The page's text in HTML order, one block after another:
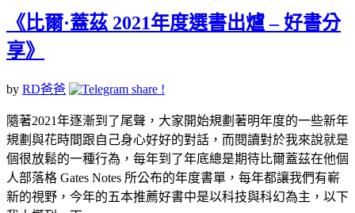
《比爾·蓋茲 2021年度選書出爐 – 好書分
享》
by RD爸爸
隨著2021年逐漸到了尾聲，大家開始規劃著明年度的一些新年
規劃與花時間跟自己身心好好的對話，而閱讀對於我來說就是
個很放鬆的一種行為，每年到了年底總是期待比爾蓋茲在他個
人部落格 Gates Notes 所公布的年度書單，每年都讓我們有嶄
新的視野，今年的五本推薦好書中是以科技與科幻為主，以下